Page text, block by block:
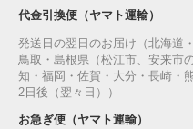
代金引換便（ヤマト運輸）
発送日の翌日のお届け（北海道
鳥取・島根県（松江市、安来市
知・福岡・佐賀・大分・長崎・
2日後（翌々日））
お急ぎ便（ヤマト運輸）